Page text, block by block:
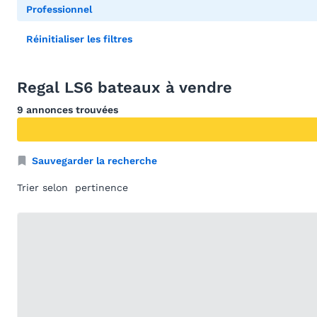
Professionnel
Réinitialiser les filtres
Regal LS6 bateaux à vendre
9 annonces trouvées
Sauvegarder la recherche
Trier selon